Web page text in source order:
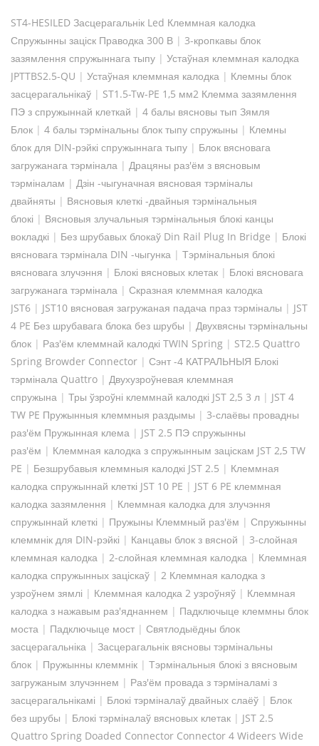
ST4-HESILED Засцерагальнік Led Клеммная калодка
Спружынны заціск Праводка 300 В | 3-кропкавы блок
зазямлення спружыннага тыпу | Устаўная клеммная калодка
JPTTBS2.5-QU | Устаўная клеммная калодка | Клемны блок
засцерагальнікаў | ST1.5-Tw-PE 1,5 мм2 Клемма зазямлення
ПЭ з спружыннай клеткай | 4 балы вясновы тып Зямля
Блок | 4 балы тэрмінальны блок тыпу спружыны | Клемны
блок для DIN-рэйкі спружыннага тыпу | Блок вясновага
загружанага тэрмінала | Драцяны раз'ём з вясновым
тэрміналам | Дзін -чыгуначная вясновая тэрміналы
двайняты | Вясновыя клеткі -двайныя тэрмінальныя
блокі | Вясновыя злучальныя тэрмінальныя блокі канцы
вокладкі | Без шрубавых блокаў Din Rail Plug In Bridge | Блокі
вясновага тэрмінала DIN -чыгунка | Тэрмінальныя блокі
вясновага злучэння | Блокі вясновых клетак | Блокі вясновага
загружанага тэрмінала | Скразная клеммная калодка
JST6 | JST10 вясновая загружаная падача праз тэрміналы | JST
4 PE Без шрубавага блока без шрубы | Двухвясны тэрмінальны
блок | Раз'ём клеммнай калодкі TWIN Spring | ST2.5 Quattro
Spring Browder Connector | Сэнт -4 КАТРАЛЬНЫЯ Блокі
тэрмінала Quattro | Двухузроўневая клеммная
спружына | Тры ўзроўні клеммнай калодкі JST 2,5 3 л | JST 4
TW PE Пружынныя клеммныя раздымы | 3-слаёвы провадны
раз'ём Пружынная клема | JST 2.5 ПЭ спружынны
раз'ём | Клеммная калодка з спружынным заціскам JST 2,5 TW
PE | Безшрубавыя клеммныя калодкі JST 2.5 | Клеммная
калодка спружыннай клеткі JST 10 PE | JST 6 PE клеммная
калодка зазямлення | Клеммная калодка для злучэння
спружыннай клеткі | Пружыны Клеммный раз'ём | Спружынны
клеммнік для DIN-рэйкі | Канцавы блок з вясной | 3-слойная
клеммная калодка | 2-слойная клеммная калодка | Клеммная
калодка спружынных заціскаў | 2 Клеммная калодка з
узроўнем зямлі | Клеммная калодка 2 узроўняў | Клеммная
калодка з нажавым раз'яднаннем | Падключыце клеммны блок
моста | Падключыце мост | Святлодыёдны блок
засцерагальніка | Засцерагальнік вясновы тэрмінальны
блок | Пружынны клеммнік | Тэрмінальныя блокі з вясновым
загружаным злучэннем | Раз'ём провада з тэрміналамі з
засцерагальнікамі | Блокі тэрміналаў двайных слаёў | Блок
без шрубы | Блокі тэрміналаў вясновых клетак | JST 2.5
Quattro Spring Doaded Connector Connector 4 Wideers Wide